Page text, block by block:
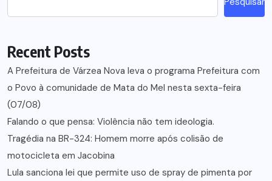
Recent Posts
A Prefeitura de Várzea Nova leva o programa Prefeitura com
o Povo à comunidade de Mata do Mel nesta sexta-feira
(07/08)
Falando o que pensa: Violência não tem ideologia.
Tragédia na BR-324: Homem morre após colisão de
motocicleta em Jacobina
Lula sanciona lei que permite uso de spray de pimenta por